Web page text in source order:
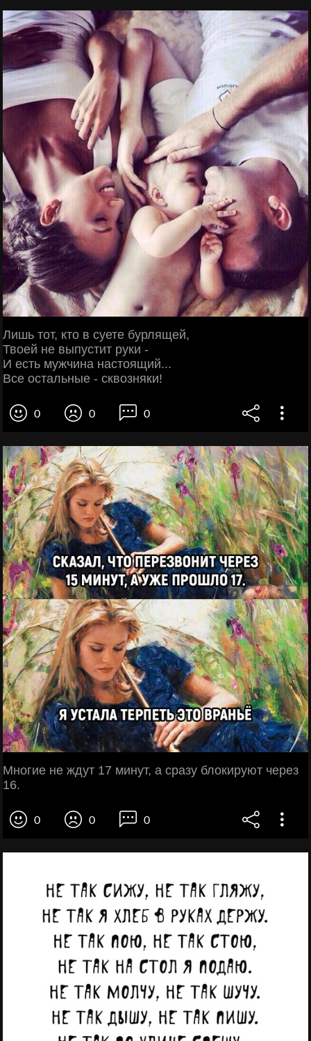
Лишь тот, кто в суете бурлящей,
Твоей не выпустит руки -
И есть мужчина настоящий...
Все остальные - сквозняки!
0 0 0
Многие не ждут 17 минут, а сразу блокируют через
16.
0 0 0